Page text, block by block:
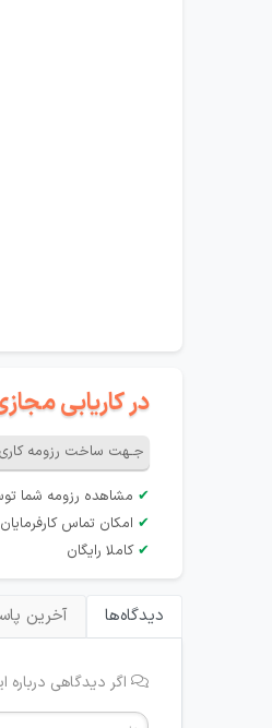
در کاریابی
جـهت ساخت رزومه کاری
✔ مشاهده رزومه شما
✔ امکان تماس
✔ کاملا رایگان
دیدگاه‌ها آخرین
اگر دیدگاهی